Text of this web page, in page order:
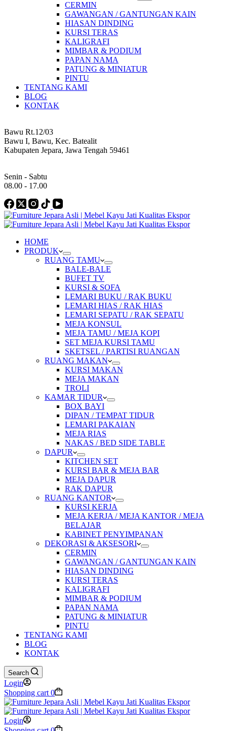
CERMIN
GAWANGAN / GANTUNGAN KAIN
HIASAN DINDING
KURSI TERAS
KALIGRAFI
MIMBAR & PODIUM
PAPAN NAMA
PATUNG & MINIATUR
PINTU
TENTANG KAMI
BLOG
KONTAK
Bawu Rt.12/03
Bawu I, Bawu, Kec. Batealit
Kabupaten Jepara, Jawa Tengah 59461
Senin - Sabtu
08.00 - 17.00
HOME
PRODUK
RUANG TAMU
BALE-BALE
BUFET TV
KURSI & SOFA
LEMARI BUKU / RAK BUKU
LEMARI HIAS / RAK HIAS
LEMARI SEPATU / RAK SEPATU
MEJA KONSUL
MEJA TAMU / MEJA KOPI
SET MEJA KURSI TAMU
SKETSEL / PARTISI RUANGAN
RUANG MAKAN
KURSI MAKAN
MEJA MAKAN
TROLI
KAMAR TIDUR
BOX BAYI
DIPAN / TEMPAT TIDUR
LEMARI PAKAIAN
MEJA RIAS
NAKAS / BED SIDE TABLE
DAPUR
KITCHEN SET
KURSI BAR & MEJA BAR
MEJA DAPUR
RAK DAPUR
RUANG KANTOR
KURSI KERJA
MEJA KERJA / MEJA KANTOR / MEJA
BELAJAR
KABINET PENYIMPANAN
DEKORASI & AKSESORI
CERMIN
GAWANGAN / GANTUNGAN KAIN
HIASAN DINDING
KURSI TERAS
KALIGRAFI
MIMBAR & PODIUM
PAPAN NAMA
PATUNG & MINIATUR
PINTU
TENTANG KAMI
BLOG
KONTAK
Search
Login
Shopping cart 0
Login